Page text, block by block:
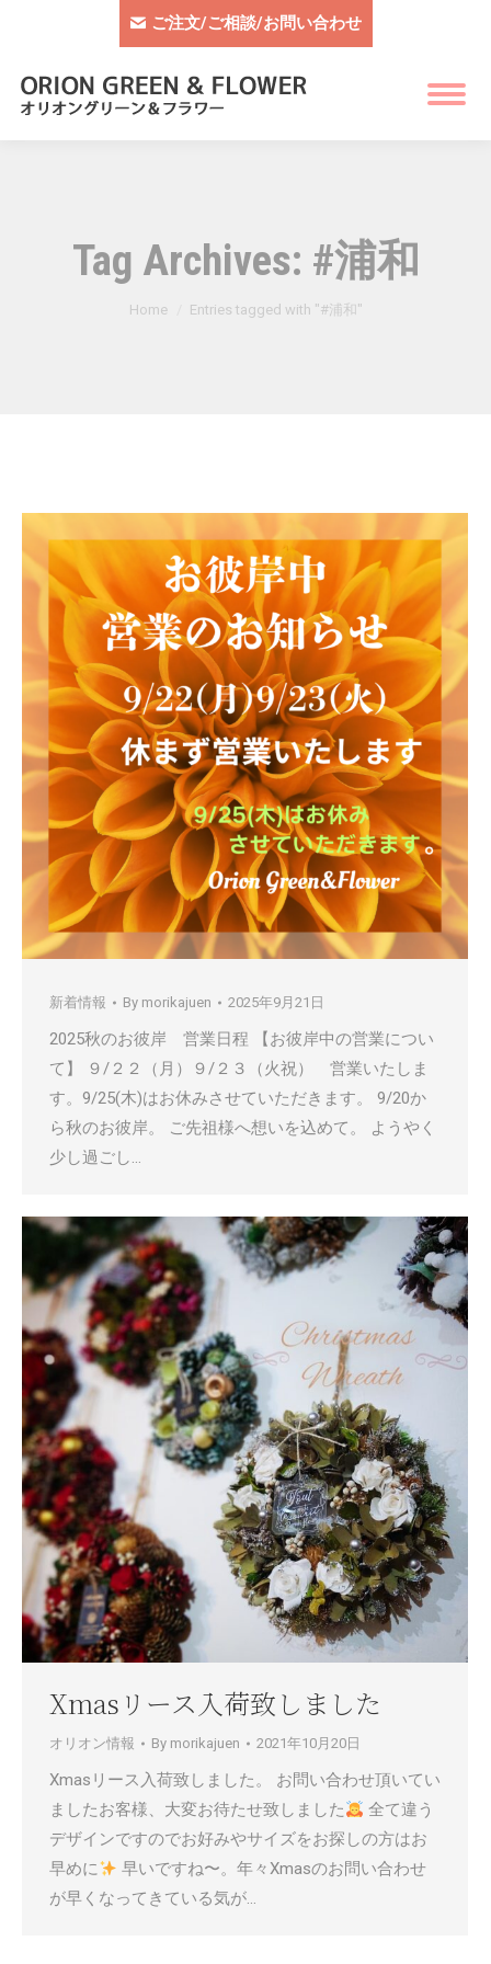
ご注文/ご相談/お問い合わせ
Tag Archives: #浦和
You are here:
Home Entries tagged with "#浦和"
新着情報 By morikajuen 2025年9月21日
2025秋のお彼岸 営業日程 【お彼岸中の営業につい
て】 ９/２２（月）９/２３（火祝） 営業いたしま
す。9/25(木)はお休みさせていただきます。 9/20か
ら秋のお彼岸。 ご先祖様へ想いを込めて。 ようやく
少し過ごし…
Xmasリース入荷致しました
オリオン情報 By morikajuen 2021年10月20日
Xmasリース入荷致しました。 お問い合わせ頂いてい
ましたお客様、大変お待たせ致しました
全て違う
デザインですのでお好みやサイズをお探しの方はお
早めに
早いですね〜。年々Xmasのお問い合わせ
が早くなってきている気が…